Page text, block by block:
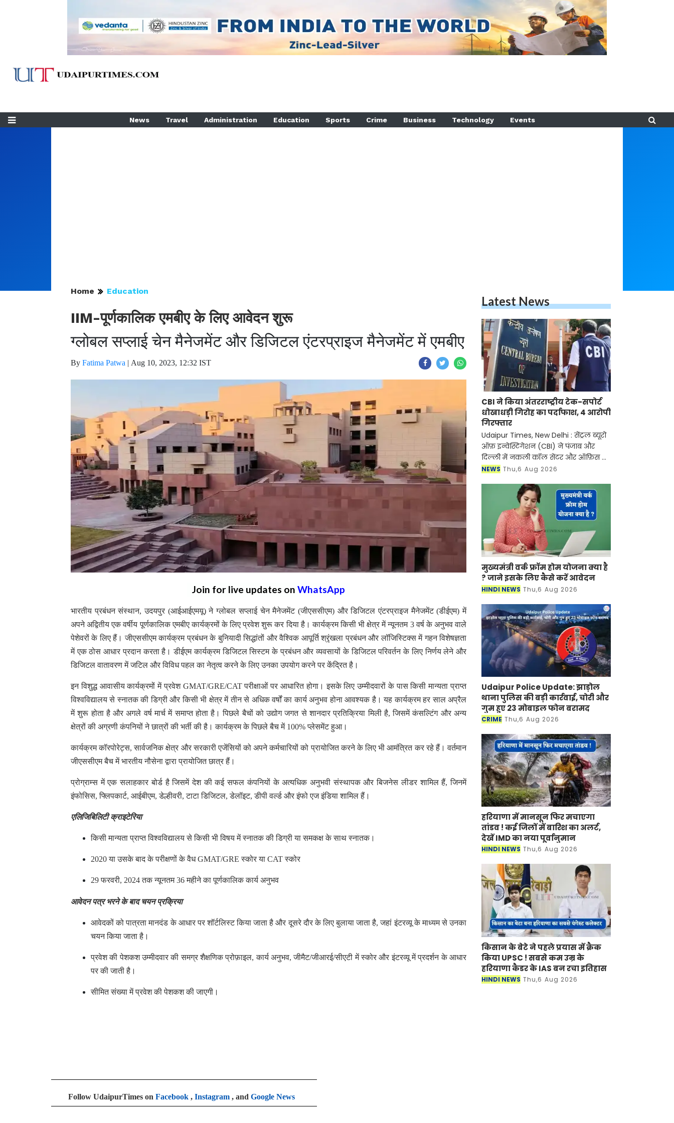
News Travel Administration Education Sports Crime Business Technology Events
Home Education
IIM-पूर्णकालिक एमबीए के लिए आवेदन शुरू
ग्लोबल सप्लाई चेन मैनेजमेंट और डिजिटल एंटरप्राइज मैनेजमेंट में एमबीए
By Fatima Patwa | Aug 10, 2023, 12:32 IST
Join for live updates on WhatsApp
भारतीय प्रबंधन संस्थान, उदयपुर (आईआईएमयू) ने ग्लोबल सप्लाई चेन मैनेजमेंट (जीएससीएम) और डिजिटल एंटरप्राइज मैनेजमेंट (डीईएम) में
अपने अद्वितीय एक वर्षीय पूर्णकालिक एमबीए कार्यक्रमों के लिए प्रवेश शुरू कर दिया है। कार्यक्रम किसी भी क्षेत्र में न्यूनतम 3 वर्ष के अनुभव वाले
पेशेवरों के लिए हैं। जीएससीएम कार्यक्रम प्रबंधन के बुनियादी सिद्धांतों और वैश्विक आपूर्ति श्रृंखला प्रबंधन और लॉजिस्टिक्स में गहन विशेषज्ञता
में एक ठोस आधार प्रदान करता है। डीईएम कार्यक्रम डिजिटल सिस्टम के प्रबंधन और व्यवसायों के डिजिटल परिवर्तन के लिए निर्णय लेने और
डिजिटल वातावरण में जटिल और विविध पहल का नेतृत्व करने के लिए उनका उपयोग करने पर केंद्रित है।
इन विशुद्ध आवासीय कार्यक्रमों में प्रवेश GMAT/GRE/CAT परीक्षाओं पर आधारित होगा। इसके लिए उम्मीदवारों के पास किसी मान्यता प्राप्त
विश्वविद्यालय से स्नातक की डिग्री और किसी भी क्षेत्र में तीन से अधिक वर्षों का कार्य अनुभव होना आवश्यक है। यह कार्यक्रम हर साल अप्रैल
में शुरू होता है और अगले वर्ष मार्च में समाप्त होता है। पिछले बैचों को उद्योग जगत से शानदार प्रतिक्रिया मिली है, जिसमें कंसल्टिंग और अन्य
क्षेत्रों की अग्रणी कंपनियों ने छात्रों की भर्ती की है। कार्यक्रम के पिछले बैच में 100% प्लेसमेंट हुआ।
कार्यक्रम कॉरपोरेट्स, सार्वजनिक क्षेत्र और सरकारी एजेंसियों को अपने कर्मचारियों को प्रायोजित करने के लिए भी आमंत्रित कर रहे हैं। वर्तमान
जीएससीएम बैच में भारतीय नौसेना द्वारा प्रायोजित छात्र हैं।
प्रोग्राम्स में एक सलाहकार बोर्ड है जिसमें देश की कई सफल कंपनियों के अत्यधिक अनुभवी संस्थापक और बिजनेस लीडर शामिल हैं, जिनमें
इंफोसिस, फ्लिपकार्ट, आईबीएम, डेल्हीवरी, टाटा डिजिटल, डेलॉइट, डीपी वर्ल्ड और इंफो एज इंडिया शामिल हैं।
एलिजिबिलिटी क्राइटेरिया
किसी मान्यता प्राप्त विश्वविद्यालय से किसी भी विषय में स्नातक की डिग्री या समकक्ष के साथ स्नातक।
2020 या उसके बाद के परीक्षणों के वैध GMAT/GRE स्कोर या CAT स्कोर
29 फरवरी, 2024 तक न्यूनतम 36 महीने का पूर्णकालिक कार्य अनुभव
आवेदन पत्र भरने के बाद चयन प्रक्रिया
आवेदकों को पात्रता मानदंड के आधार पर शॉर्टलिस्ट किया जाता है और दूसरे दौर के लिए बुलाया जाता है, जहां इंटरव्यू के माध्यम से उनका
चयन किया जाता है।
प्रवेश की पेशकश उम्मीदवार की समग्र शैक्षणिक प्रोफ़ाइल, कार्य अनुभव, जीमैट/जीआरई/सीएटी में स्कोर और इंटरव्यू में प्रदर्शन के आधार
पर की जाती है।
सीमित संख्या में प्रवेश की पेशकश की जाएगी।
Follow UdaipurTimes on Facebook , Instagram , and Google News
Latest News
CBI ने किया अंतरराष्ट्रीय टेक-सपोर्ट
धोखाधड़ी गिरोह का पर्दाफाश, 4 आरोपी
गिरफ्तार
Udaipur Times, New Delhi : सेंट्रल ब्यूरो
ऑफ़ इन्वेस्टिगेशन (CBI) ने पंजाब और
दिल्ली में नकली कॉल सेंटर और ऑफ़िस के
ज़रिए चल रहे एक बड़े इंटरनेशनल टेक-
NEWS Thu,6 Aug 2026
मुख्यमंत्री वर्क फ्रॉम होम योजना क्या है
? जाने इसके लिए कैसे करें आवेदन
HINDI NEWS Thu,6 Aug 2026
Udaipur Police Update: झाड़ोल
थाना पुलिस की बड़ी कार्रवाई, चोरी और
गुम हुए 23 मोबाइल फोन बरामद
CRIME Thu,6 Aug 2026
हरियाणा में मानसून फिर मचाएगा
तांडव ! कई जिलों में बारिश का अलर्ट,
देखें IMD का नया पूर्वानुमान
HINDI NEWS Thu,6 Aug 2026
किसान के बेटे ने पहले प्रयास में क्रैक
किया UPSC ! सबसे कम उम्र के
हरियाणा कैडर के IAS बन रचा इतिहास
HINDI NEWS Thu,6 Aug 2026